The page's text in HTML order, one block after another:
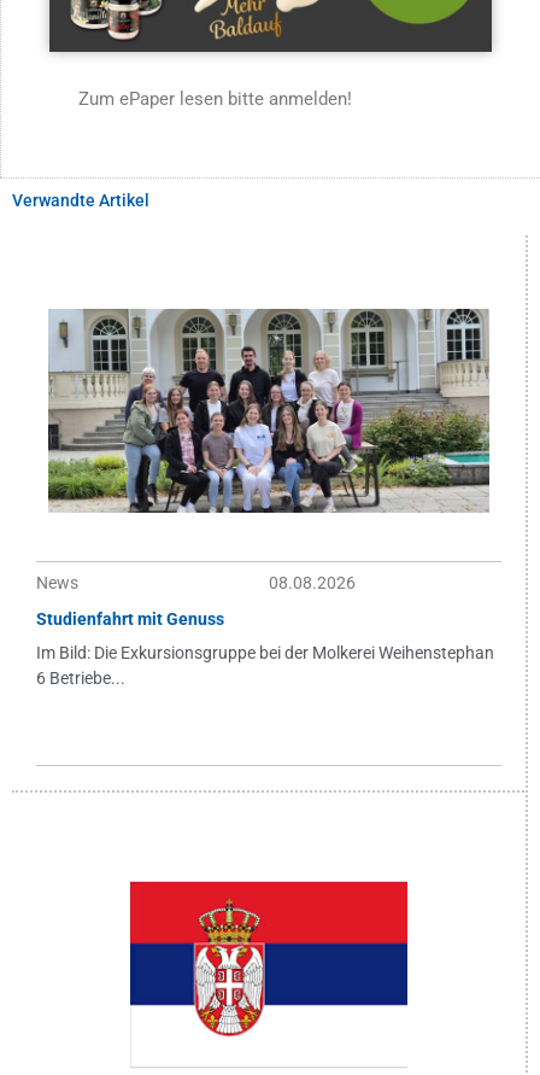
Zum ePaper lesen bitte anmelden!
Verwandte Artikel
News
08.08.2026
Studienfahrt mit Genuss
Im Bild: Die Exkursionsgruppe bei der Molkerei Weihenstephan
6 Betriebe...